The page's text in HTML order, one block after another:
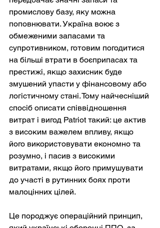
промислову базу, яку можна
поповнювати. Україна воює з
обмеженими запасами та
супротивником, готовим погодитися
на більші втрати в боєприпасах та
престижі, якщо захисник буде
змушений упасти у фінансовому або
логістичному стані. Тому найчесніший
спосіб описати співвідношення
витрат і вигод Patriot такий: це актив
з високим важелем впливу, якщо
його використовувати економно та
розумно, і пасив з високими
витратами, якщо його примушувати
до участі в рутинних боях проти
малоцінних цілей.
Це породжує операційний принцип,